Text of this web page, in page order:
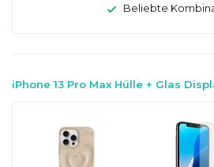
Beliebte
iPhone 13 Pro Max Hülle + Glas